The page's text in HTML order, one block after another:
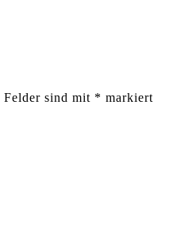
sind mit * markiert